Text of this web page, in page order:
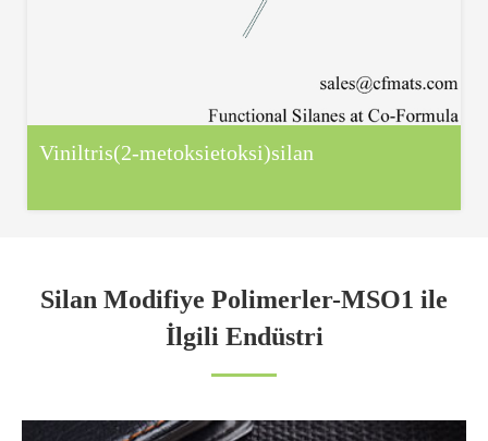
Viniltris(2-metoksietoksi)silan
Silan Modifiye Polimerler-MSO1 ile
İlgili Endüstri